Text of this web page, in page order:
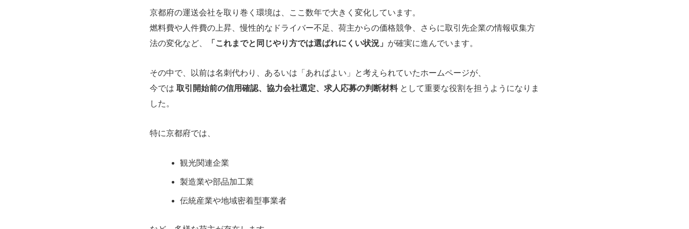
京都府の運送会社を取り巻く環境は、ここ数年で大きく変化しています。
燃料費や人件費の上昇、慢性的なドライバー不足、荷主からの価格競争、さらに取引先企業の情報収集方
法の変化など、
「これまでと同じやり方では選ばれにくい状況」 が確実に進んでいます。
その中で、以前は名刺代わり、あるいは「あればよい」と考えられていたホームページが、
今では 取引開始前の信用確認、協力会社選定、求人応募の判断材料 として重要な役割を担うようになりま
した。
特に京都府では、
観光関連企業
製造業や部品加工業
伝統産業や地域密着型事業者